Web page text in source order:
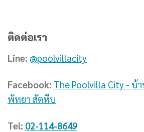
ติดต่อเรา
Line: @poolvillacity
Facebook: The Poolvilla City - บ้
พัทยา สัตหีบ
Tel: 02-114-8649